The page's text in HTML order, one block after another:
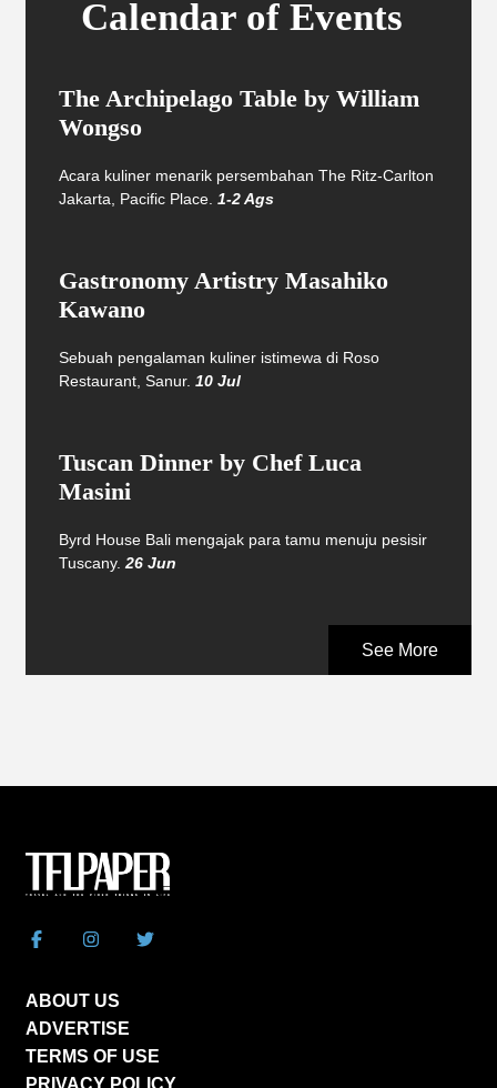
Calendar of Events
The Archipelago Table by William
Wongso
Acara kuliner menarik persembahan The Ritz-Carlton
Jakarta, Pacific Place. 1-2 Ags
Gastronomy Artistry Masahiko
Kawano
Sebuah pengalaman kuliner istimewa di Roso
Restaurant, Sanur. 10 Jul
Tuscan Dinner by Chef Luca
Masini
Byrd House Bali mengajak para tamu menuju pesisir
Tuscany. 26 Jun
See More
ABOUT US
ADVERTISE
TERMS OF USE
PRIVACY POLICY